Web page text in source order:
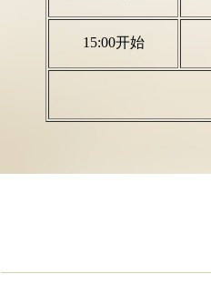
15:00开始